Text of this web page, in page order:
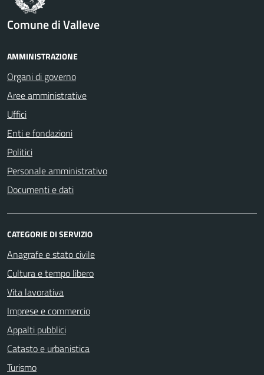
Comune di Valleve
AMMINISTRAZIONE
Organi di governo
Aree amministrative
Uffici
Enti e fondazioni
Politici
Personale amministrativo
Documenti e dati
CATEGORIE DI SERVIZIO
Anagrafe e stato civile
Cultura e tempo libero
Vita lavorativa
Imprese e commercio
Appalti pubblici
Catasto e urbanistica
Turismo